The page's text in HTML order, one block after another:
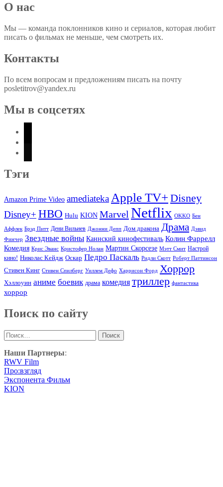
О нас
Мы — команда поклонников кино и сериалов, которая любит
писать о фильмах не меньше, чем смотреть их.
Контакты
По всем вопросам и предложениям писать на почту
posletitrov@yandex.ru
Мы в соцсетях
yandex
Тэги
Amazon Prime Video amediateka Apple TV+ Disney
Disney+ HBO Hulu KION Marvel Netflix OKKO Бен
Аффлек Брэд Питт Дени Вильнев Джонни Депп Дом дракона Драма Дэвид
Финчер Звездные войны Каннский кинофестиваль Колин Фаррелл
Комедия Крис Эванс Кристофер Нолан Мартин Скорсезе Мэтт Смит Настрой
кино! Николас Кейдж Оскар Педро Паскаль Ридли Скотт Роберт Паттинсон
Стивен Кинг Стивен Спилберг Уиллем Дефо Харрисон Форд Хоррор
Хэллоуин аниме боевик драма комедия триллер фантастика
хоррор
Поиск по сайту
Найти:
Наши Партнеры:
RWV Film
Про:взгляд
Экспонента Фильм
KION